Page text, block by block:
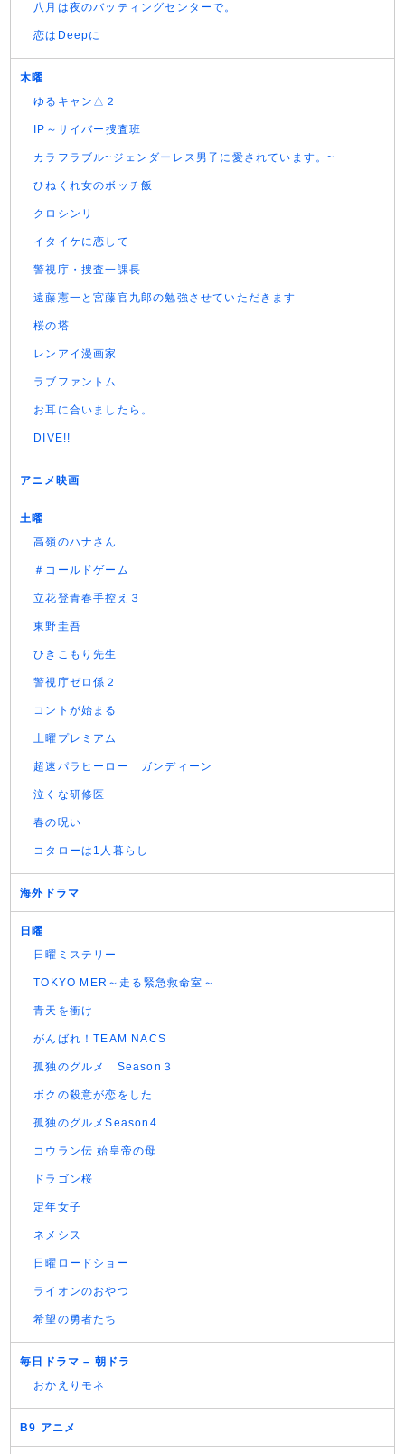
八月は夜のバッティングセンターで。
恋はDeepに
木曜
ゆるキャン△２
IP～サイバー捜査班
カラフラブル~ジェンダーレス男子に愛されています。~
ひねくれ女のボッチ飯
クロシンリ
イタイケに恋して
警視庁・捜査一課長
遠藤憲一と宮藤官九郎の勉強させていただきます
桜の塔
レンアイ漫画家
ラブファントム
お耳に合いましたら。
DIVE!!
アニメ映画
土曜
高嶺のハナさん
＃コールドゲーム
立花登青春手控え３
東野圭吾
ひきこもり先生
警視庁ゼロ係２
コントが始まる
土曜プレミアム
超速パラヒーロー ガンディーン
泣くな研修医
春の呪い
コタローは1人暮らし
海外ドラマ
日曜
日曜ミステリー
TOKYO MER～走る緊急救命室～
青天を衝け
がんばれ！TEAM NACS
孤独のグルメ Season３
ボクの殺意が恋をした
孤独のグルメSeason4
コウラン伝 始皇帝の母
ドラゴン桜
定年女子
ネメシス
日曜ロードショー
ライオンのおやつ
希望の勇者たち
毎日ドラマ – 朝ドラ
おかえりモネ
B9 アニメ